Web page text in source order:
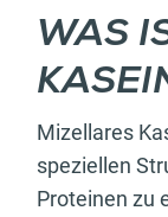
WAS
Mizellares
speziellen
Proteinen zu